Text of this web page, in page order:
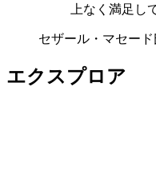
上なく満足し
セザール・マセード
エクスプロア